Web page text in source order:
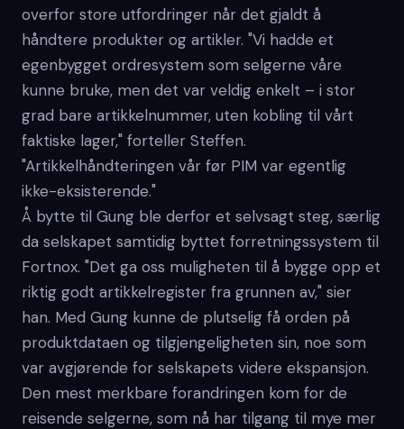
overfor store utfordringer når det gjaldt å
håndtere produkter og artikler. "Vi hadde et
egenbygget ordresystem som selgerne våre
kunne bruke, men det var veldig enkelt – i stor
grad bare artikkelnummer, uten kobling til vårt
faktiske lager," forteller Steffen.
"Artikkelhåndteringen vår før PIM var egentlig
ikke-eksisterende."
Å bytte til Gung ble derfor et selvsagt steg, særlig
da selskapet samtidig byttet forretningssystem til
Fortnox. "Det ga oss muligheten til å bygge opp et
riktig godt artikkelregister fra grunnen av," sier
han. Med Gung kunne de plutselig få orden på
produktdataen og tilgjengeligheten sin, noe som
var avgjørende for selskapets videre ekspansjon.
Den mest merkbare forandringen kom for de
reisende selgerne, som nå har tilgang til mye mer